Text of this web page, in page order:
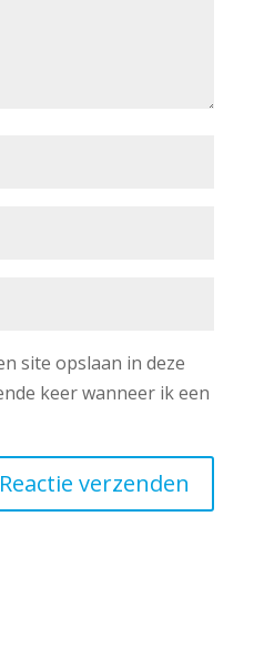
site opslaan in deze
keer wanneer ik een